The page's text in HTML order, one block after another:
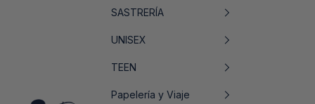
SASTRERÍA
UNISEX
TEEN
Papelería y Viaje